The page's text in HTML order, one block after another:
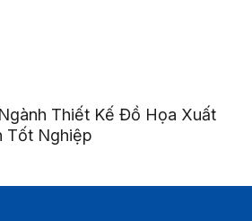
Thiết Kế Đồ Họa Xuất
Tốt Nghiệp